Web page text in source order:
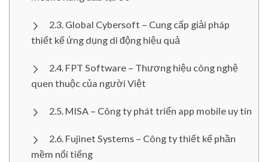
Global Cybersoft – Cung cấp giải pháp
thiết kế ứng dụng di động hiệu quả
FPT Software – Thương hiệu công nghệ
quen thuộc của người Việt
MISA – Công ty phát triển app mobile uy tín
Fujinet Systems – Công ty thiết kế phần
mềm nổi tiếng